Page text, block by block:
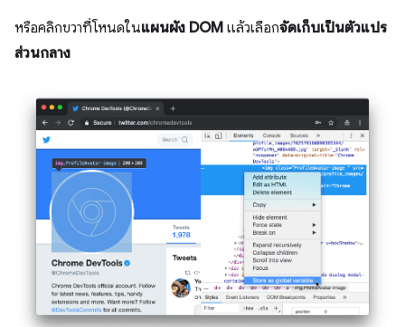
หรือคลิกขวาที่โหนดในแผนผัง DOM แล้วเลือกจัดเก็บเป็นตัวแปร
ส่วนกลาง